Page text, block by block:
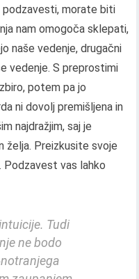
podzavesti, morate biti
nam omogoča sklepati,
naše vedenje, drugačni
vedenje. S preprostimi
potem pa jo
ni dovolj premišljena in
najdražjim, saj je
želja. Preizkusite svoje
Podzavest vas lahko
Tudi
ne bodo